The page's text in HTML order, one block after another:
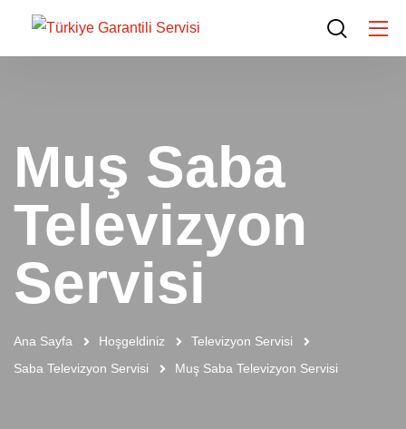
Muş Saba
Televizyon
Servisi
Ana Sayfa Hoşgeldiniz
Televizyon Servisi
Saba Televizyon Servisi
Muş Saba Televizyon Servisi